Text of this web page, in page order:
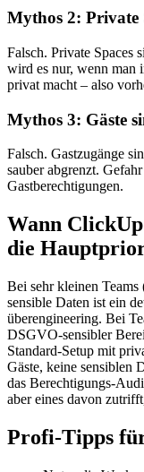
Mythos 2: Private
Falsch. Private Spaces
wird es nur, wenn man
privat macht – also
Mythos 3: Gäste
Falsch. Gastzugänge
sauber abgrenzt.
Gastberechtigungen.
Wann
die
Bei sehr kleinen
sensible Daten ist ein
überengineering. Bei
DSGVO-sensibler
Standard-Setup mit
Gäste, keine sensiblen
das Berechtigungs-
aber eines davon
Profi-Tipps